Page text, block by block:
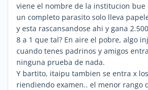
viene el nombre de la institucion bue
un completo parasito solo lleva
y esta rascansandose ahi y gana
8 a 1 que tal? En aire el pobre, algo
cuando tenes padrinos y amigos
ninguna prueba de nada.
Y bartito, itaipu tambien se entra x
riendiendo examen.. el menor rango